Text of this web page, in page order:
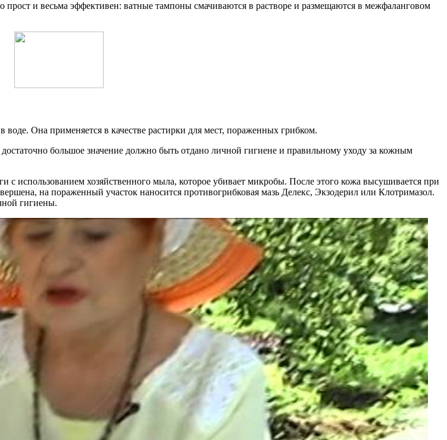
и весьма эффективен: ватные тампоны смачиваются в растворе и размещаются в межфаланговом
Она применяется в качестве растирки для мест, пораженных грибком.
большое значение должно быть отдано личной гигиене и правильному уходу за кожным
с использованием хозяйственного мыла, которое убивает микробы. После этого кожа высушивается при
на пораженный участок наносится противогрибковая мазь Делекс, Экзодерил или Клотримазол.
гигиены.